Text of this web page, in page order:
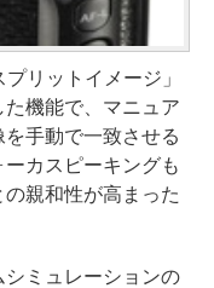
リットイメージ」
機能で、マニュア
手動で一致させる
カスピーキングも
親和性が高まった
ミュレーションの